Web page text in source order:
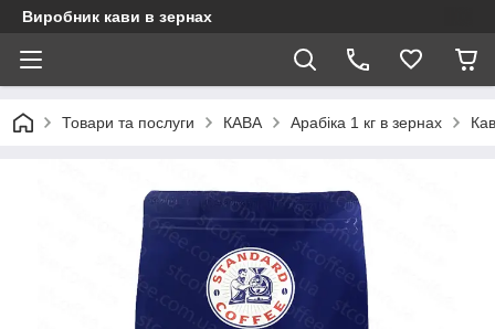
Виробник кави в зернах
Товари та послуги КАВА Арабіка 1 кг в зернах